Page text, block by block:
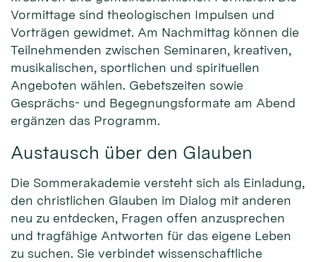
Vormittage sind theologischen Impulsen und
Vorträgen gewidmet. Am Nachmittag können die
Teilnehmenden zwischen Seminaren, kreativen,
musikalischen, sportlichen und spirituellen
Angeboten wählen. Gebetszeiten sowie
Gesprächs- und Begegnungsformate am Abend
ergänzen das Programm.
Austausch über den Glauben
Die Sommerakademie versteht sich als Einladung,
den christlichen Glauben im Dialog mit anderen
neu zu entdecken, Fragen offen anzusprechen
und tragfähige Antworten für das eigene Leben
zu suchen. Sie verbindet wissenschaftliche